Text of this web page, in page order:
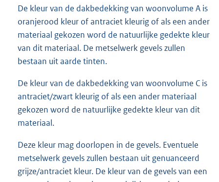
De kleur van de dakbedekking van woonvolume A is
oranjerood kleur of antraciet kleurig of als een ander
materiaal gekozen word de natuurlijke gedekte kleur
van dit materiaal. De metselwerk gevels zullen
bestaan uit aarde tinten.
De kleur van de dakbedekking van woonvolume C is
antraciet/zwart kleurig of als een ander materiaal
gekozen word de natuurlijke gedekte kleur van dit
materiaal.
Deze kleur mag doorlopen in de gevels. Eventuele
metselwerk gevels zullen bestaan uit genuanceerd
grijze/antraciet kleur. De kleur van de gevels van een